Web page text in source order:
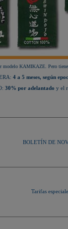
modelo KAMIKAZE. Pero
4 a 5 meses, según
30% por adelantado y el
BOLETÍN DE
Tarifas